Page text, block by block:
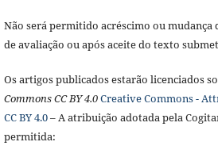
Não será permitido acréscimo ou mudança
de avaliação ou após aceite do texto
Os artigos publicados estarão licenciados
Commons CC BY 4.0Creative Commons -
CC BY 4.0– A atribuição adotada pela
permitida: